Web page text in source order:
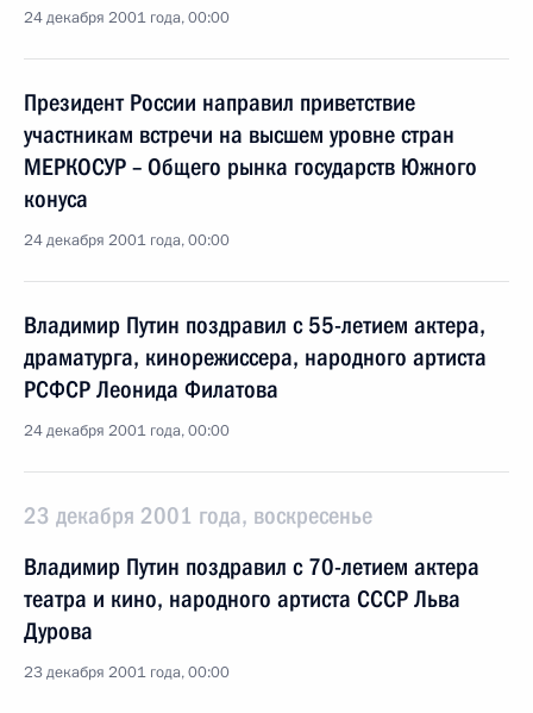
24 декабря 2001 года, 00:00
Президент России направил приветствие
участникам встречи на высшем уровне стран
МЕРКОСУР – Общего рынка государств Южного
конуса
24 декабря 2001 года, 00:00
Владимир Путин поздравил с 55-летием актера,
драматурга, кинорежиссера, народного артиста
РСФСР Леонида Филатова
24 декабря 2001 года, 00:00
23 декабря 2001 года, воскресенье
Владимир Путин поздравил с 70-летием актера
театра и кино, народного артиста СССР Льва
Дурова
23 декабря 2001 года, 00:00